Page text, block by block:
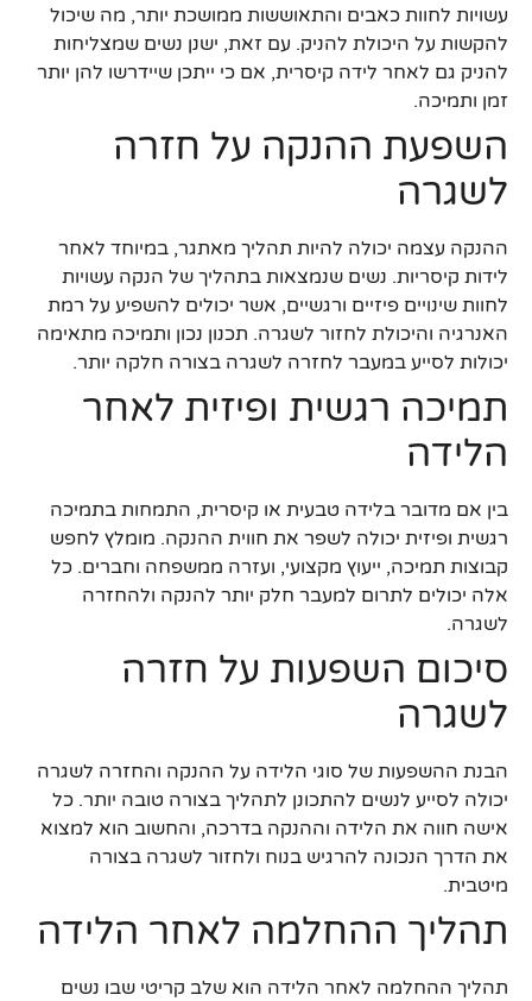
עשויות לחוות כאבים והתאוששות ממושכת יותר, מה שיכול
להקשות על היכולת להניק. עם זאת, ישנן נשים שמצליחות
להניק גם לאחר לידה קיסרית, אם כי ייתכן שיידרשו להן יותר
זמן ותמיכה.
השפעת ההנקה על חזרה
לשגרה
ההנקה עצמה יכולה להיות תהליך מאתגר, במיוחד לאחר
לידות קיסריות. נשים שנמצאות בתהליך של הנקה עשויות
לחוות שינויים פיזיים ורגשיים, אשר יכולים להשפיע על רמת
האנרגיה והיכולת לחזור לשגרה. תכנון נכון ותמיכה מתאימה
יכולות לסייע במעבר לחזרה לשגרה בצורה חלקה יותר.
תמיכה רגשית ופיזית לאחר
הלידה
בין אם מדובר בלידה טבעית או קיסרית, התמחות בתמיכה
רגשית ופיזית יכולה לשפר את חווית ההנקה. מומלץ לחפש
קבוצות תמיכה, ייעוץ מקצועי, ועזרה ממשפחה וחברים. כל
אלה יכולים לתרום למעבר חלק יותר להנקה ולהחזרה
לשגרה.
סיכום השפעות על חזרה
לשגרה
הבנת ההשפעות של סוגי הלידה על ההנקה והחזרה לשגרה
יכולה לסייע לנשים להתכונן לתהליך בצורה טובה יותר. כל
אישה חווה את הלידה וההנקה בדרכה, והחשוב הוא למצוא
את הדרך הנכונה להרגיש בנוח ולחזור לשגרה בצורה
מיטבית.
תהליך ההחלמה לאחר הלידה
תהליך ההחלמה לאחר הלידה הוא שלב קריטי שבו נשים